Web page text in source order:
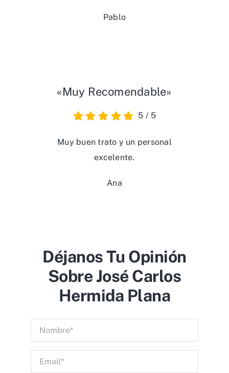
Pablo
«Muy Recomendable»
5 / 5
Muy buen trato y un personal
excelente.
Ana
Déjanos Tu Opinión
Sobre José Carlos
Hermida Plana